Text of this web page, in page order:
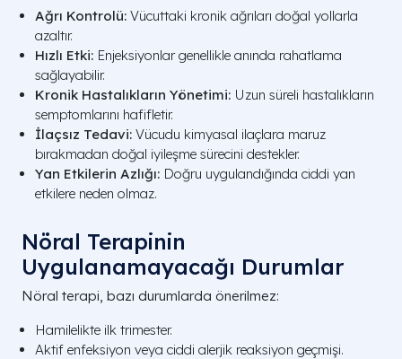
Ağrı Kontrolü: Vücuttaki kronik ağrıları doğal yollarla
azaltır.
Hızlı Etki: Enjeksiyonlar genellikle anında rahatlama
sağlayabilir.
Kronik Hastalıkların Yönetimi: Uzun süreli hastalıkların
semptomlarını hafifletir.
İlaçsız Tedavi: Vücudu kimyasal ilaçlara maruz
bırakmadan doğal iyileşme sürecini destekler.
Yan Etkilerin Azlığı: Doğru uygulandığında ciddi yan
etkilere neden olmaz.
Nöral Terapinin
Uygulanamayacağı Durumlar
Nöral terapi, bazı durumlarda önerilmez:
Hamilelikte ilk trimester.
Aktif enfeksiyon veya ciddi alerjik reaksiyon geçmişi.